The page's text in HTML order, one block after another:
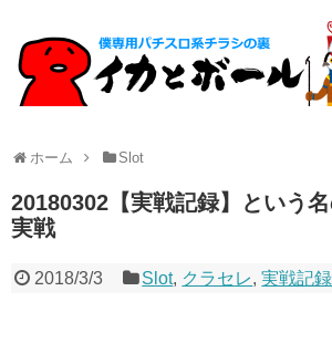
ホーム Slot
20180302【実戦記録】という
実戦
2018/3/3 Slot, クラセレ,実戦記録